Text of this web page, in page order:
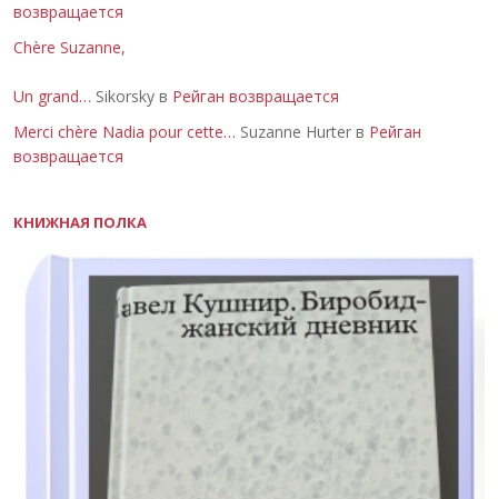
возвращается
Chère Suzanne,
Un grand… Sikorsky в Рейган возвращается
Merci chère Nadia pour cette… Suzanne Hurter в Рейган
возвращается
КНИЖНАЯ ПОЛКА